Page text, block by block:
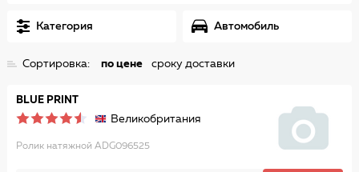
Категория Автомобиль
Сортировка: по цене сроку доставки
BLUE PRINT
Великобритания
Ролик натяжной ADG096525